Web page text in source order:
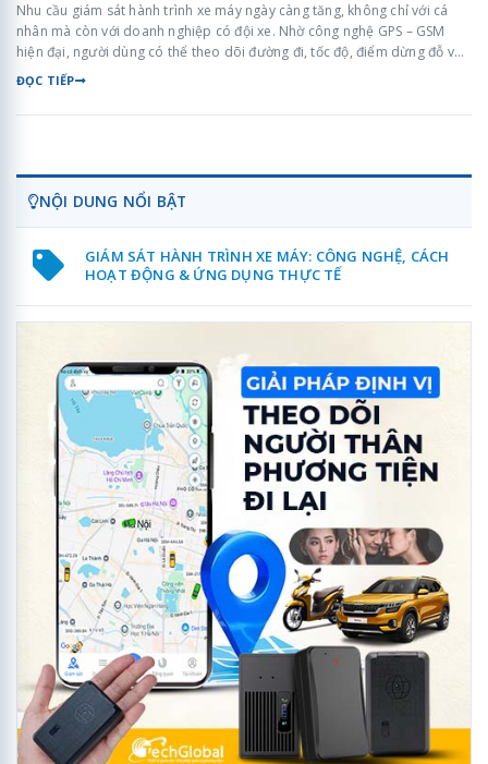
Nhu cầu giám sát hành trình xe máy ngày càng tăng, không chỉ với cá
nhân mà còn với doanh nghiệp có đội xe. Nhờ công nghệ GPS – GSM
hiện đại, người dùng có thể theo dõi đường đi, tốc độ, điểm dừng đỗ và
lịch sử di chuyển theo thời gian thực. Bài viết này giúp bạn hiểu rõ hệ
thống giám sát hành trình vận hành như thế nào và vì sao nó đặc biệt
hữu ích trong đời sống hiện nay.
ĐỌC TIẾP
NỘI DUNG NỔI BẬT
GIÁM SÁT HÀNH TRÌNH XE MÁY: CÔNG NGHỆ, CÁCH
HOẠT ĐỘNG & ỨNG DỤNG THỰC TẾ